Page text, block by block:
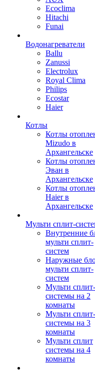
Ecoclima
Hitachi
Funai
Водонагреватели
Ballu
Zanussi
Electrolux
Royal Clima
Philips
Ecostar
Haier
Котлы
Котлы
Mizudo в
Архангельске
Котлы
Эван в
Архангельске
Котлы
Haier в
Архангельске
Мульти сплит-
Внутренние
мульти сплит-
систем
Наружные
мульти сплит-
систем
Мульти сплит-
системы на 2
комнаты
Мульти сплит-
системы на 3
комнаты
Мульти сплит
системы на 4
комнаты